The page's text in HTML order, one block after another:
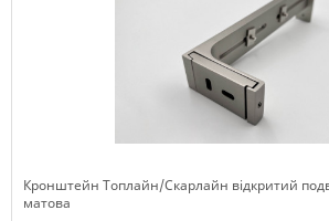
Кронштейн Топлайн/Скарлайн відкритий
матова